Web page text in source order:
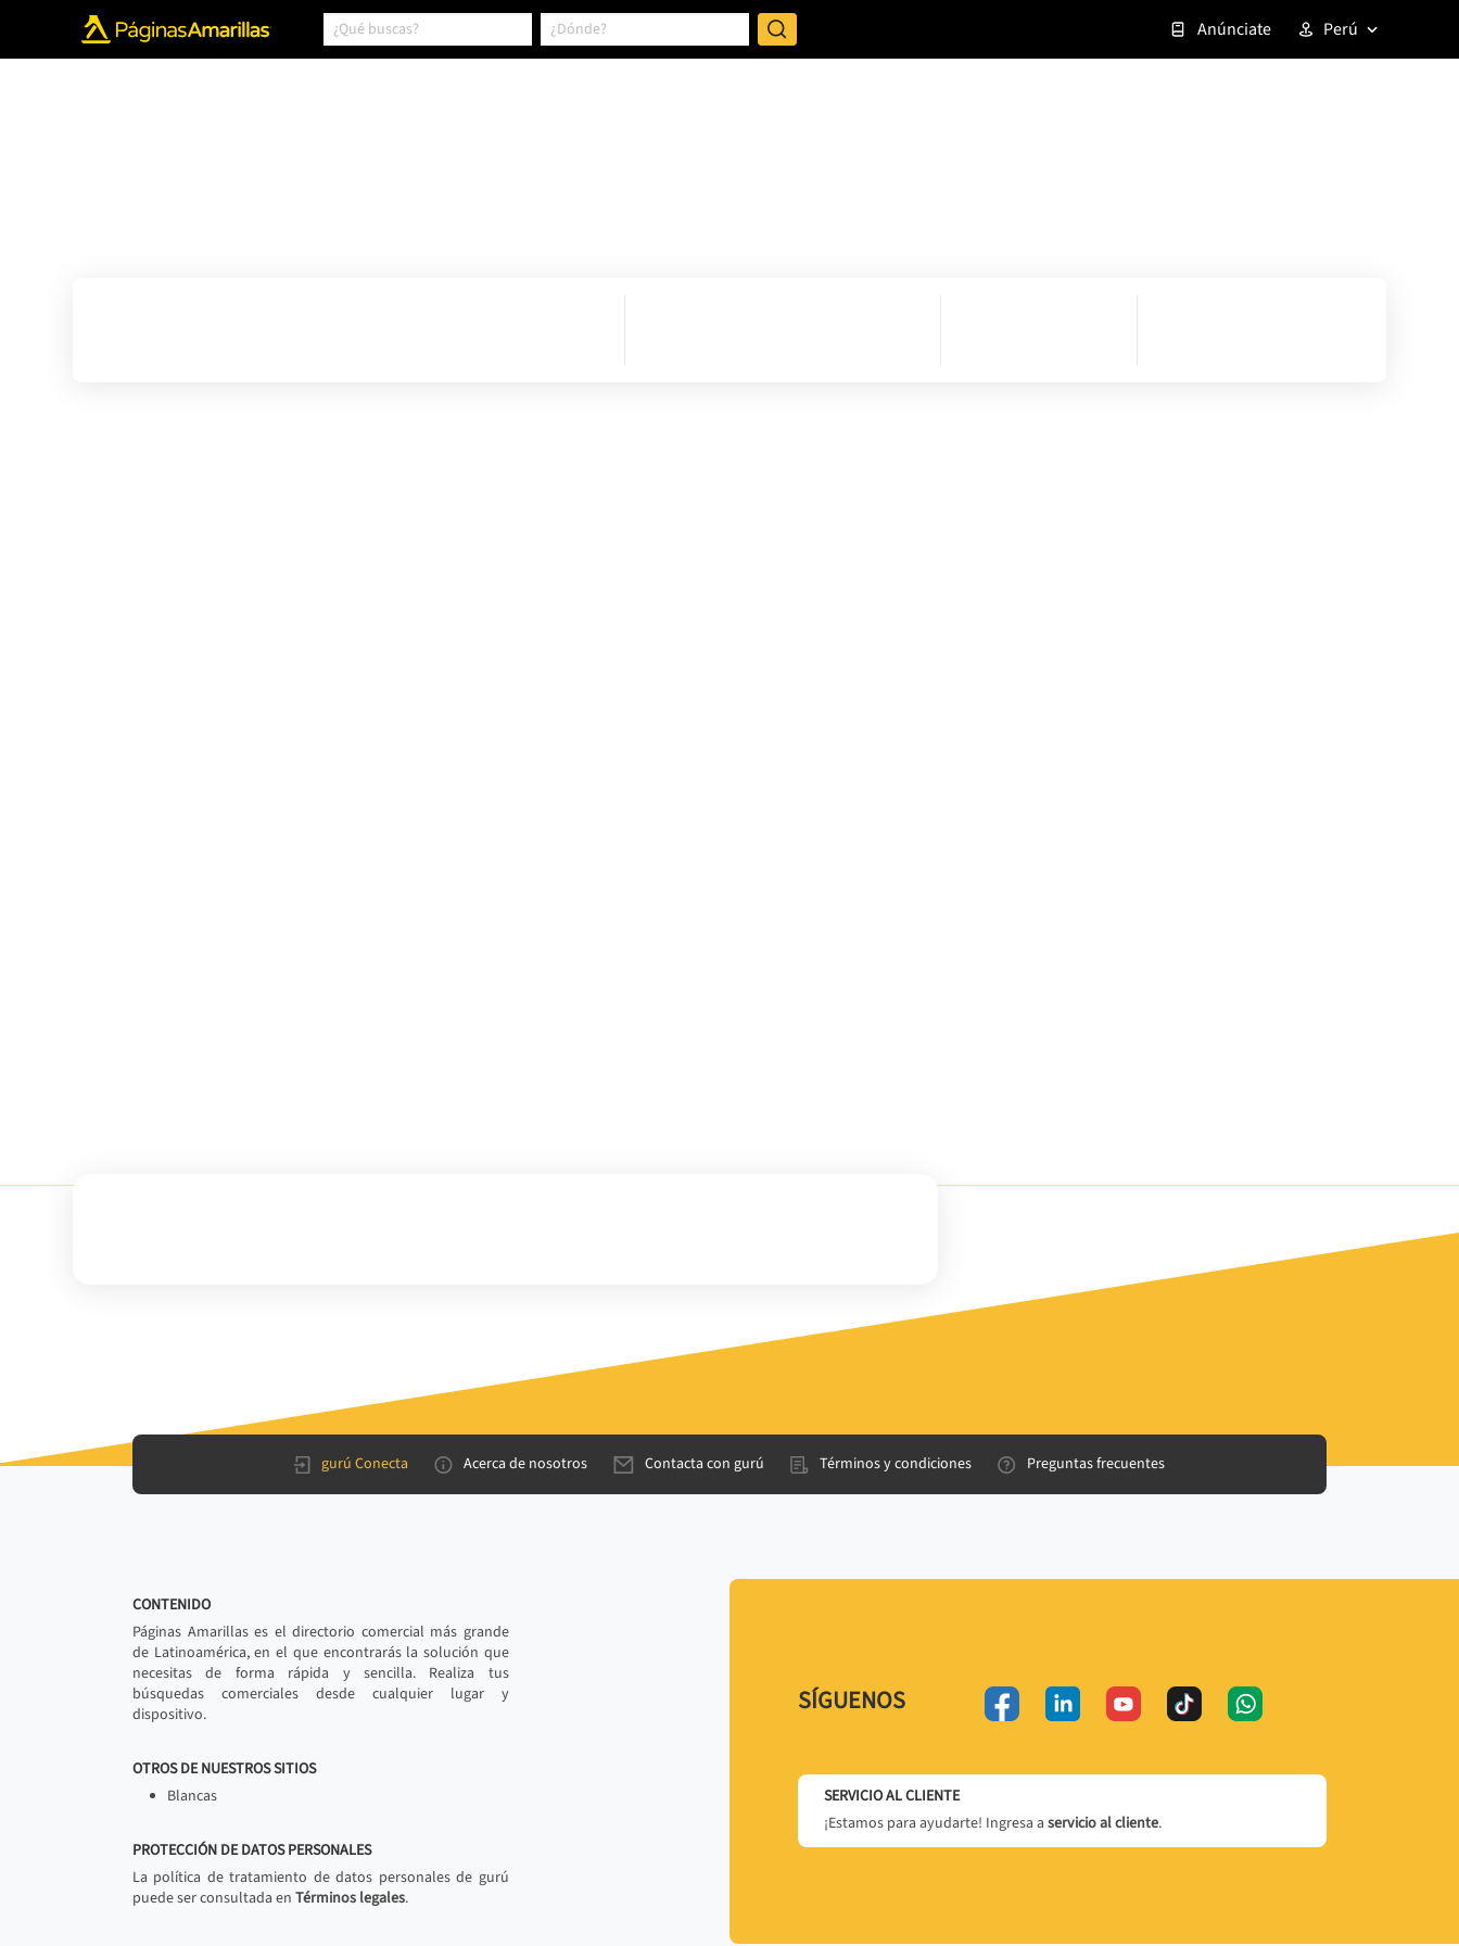
Anúnciate Perú
gurú Conecta Acerca de nosotros Contacta con gurú Términos y condiciones Preguntas frecuentes
CONTENIDO
Páginas Amarillas es el directorio comercial más grande
de Latinoamérica, en el que encontrarás la solución que
necesitas de forma rápida y sencilla. Realiza tus
búsquedas comerciales desde cualquier lugar y
dispositivo.
OTROS DE NUESTROS SITIOS
Blancas
PROTECCIÓN DE DATOS PERSONALES
La política de tratamiento de datos personales de gurú
puede ser consultada en Términos legales.
SÍGUENOS
SERVICIO AL CLIENTE
¡Estamos para ayudarte! Ingresa a servicio al cliente.